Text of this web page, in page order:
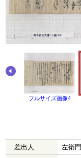
フルサイズ画像4
差出人
左衛